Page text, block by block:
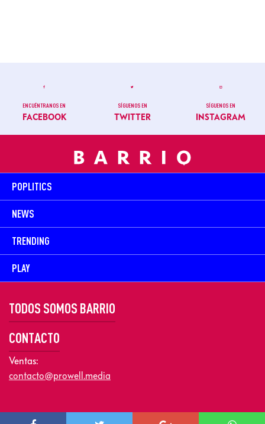
ENCUÉNTRANOS EN
FACEBOOK
SÍGUENOS EN
TWITTER
SÍGUENOS EN
INSTAGRAM
POPLITICS
NEWS
TRENDING
PLAY
TODOS SOMOS BARRIO
CONTACTO
Ventas:
contacto@prowell.media